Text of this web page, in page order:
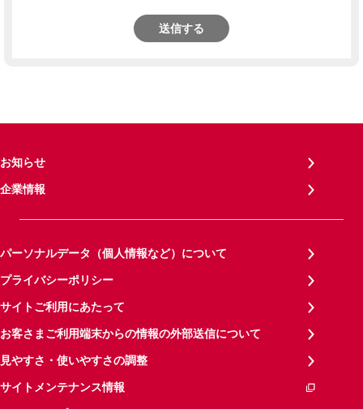
送信する
お知らせ
企業情報
パーソナルデータ（個人情報など）について
プライバシーポリシー
サイトご利用にあたって
お客さまご利用端末からの情報の外部送信について
見やすさ・使いやすさの調整
サイトメンテナンス情報